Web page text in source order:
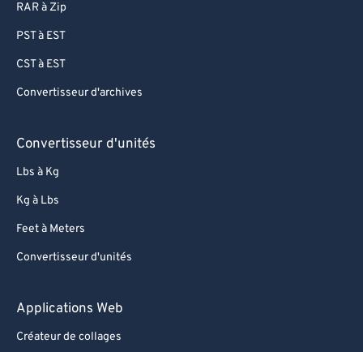
RAR à Zip
PST à EST
CST à EST
Convertisseur d'archives
Convertisseur d'unités
Lbs à Kg
Kg à Lbs
Feet à Meters
Convertisseur d'unités
Applications Web
Créateur de collages